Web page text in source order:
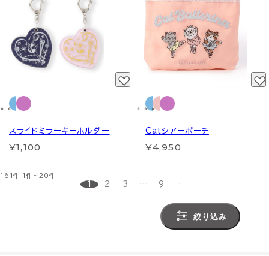
スライドミラーキーホルダー
¥1,100
Catシアーポーチ
¥4,950
161件 1件～20件
1 2 3 … 9
絞り込み